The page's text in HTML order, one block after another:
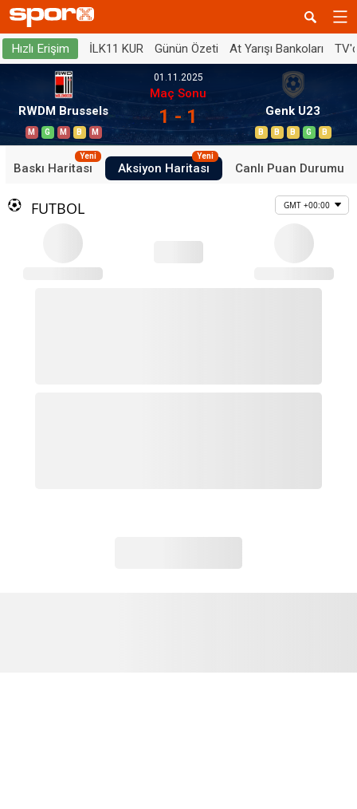
Hızlı Erişim İLK11 KUR Günün Özeti At Yarışı Bankoları
RWDM Brussels
M G M B M
01.11.2025
Maç Sonu
1 - 1 Genk U23
B B B G B
Baskı Haritası
Yeni
Aksiyon Haritası
Yeni
Canlı Puan Durumu
FUTBOL GMT +00:00